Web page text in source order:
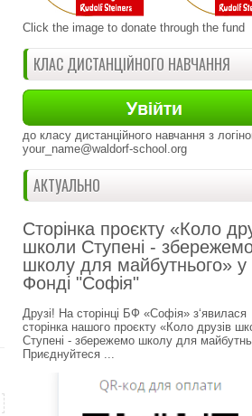
Click the image to donate through the fund
КЛАС ДИСТАНЦІЙНОГО НАВЧАННЯ
до класу дистанційного навчання з
your_name@waldorf-school.org
АКТУАЛЬНО
Сторінка проєкту «Коло
школи Ступені -
школу для майбутнього» у
Фонді "Софія"
Друзі! На сторінці БФ «Софія» з‘явилася
сторінка нашого проєкту «Коло друзів
Ступені - збережемо школу для
Приєднуйтеся ...